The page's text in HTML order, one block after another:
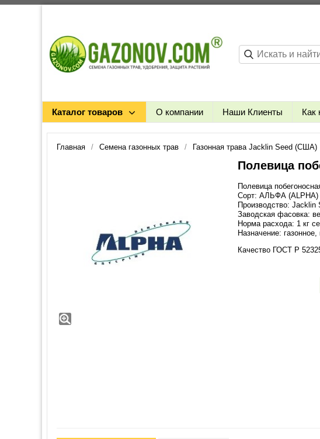
Каталог товаров О компании Наши Клиенты Как
Главная Семена газонных трав Газонная трава Jacklin Seed (США)
Полевица
Полевица
Сорт: АЛЬФА (ALPHA)
Производство:
Заводская фасовка:
Норма расхода: 1 кг
Назначение:
Качество ГОСТ Р